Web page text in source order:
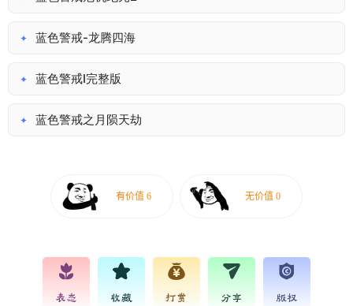
✦ 蓝色警戒-龙腾四海
✦ 蓝色警戒I完整版
✦ 蓝色警戒之月陨天劫
表态 收藏 打赏 分享 版权